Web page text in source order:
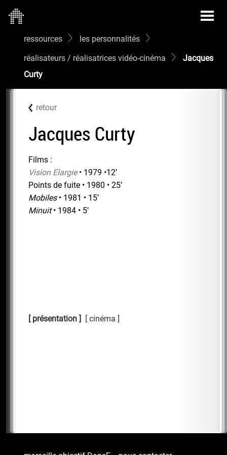
ressources
les personnalités
réalisateurs / réalisatrices vidéo-cinéma
Jacques
Curty
retour
Jacques Curty
Films :
Vision Elargie• 1979 •12’
Points de fuite • 1980 • 25’
Mobiles• 1981 • 15’
Minuit• 1984 • 5’
présentation cinéma